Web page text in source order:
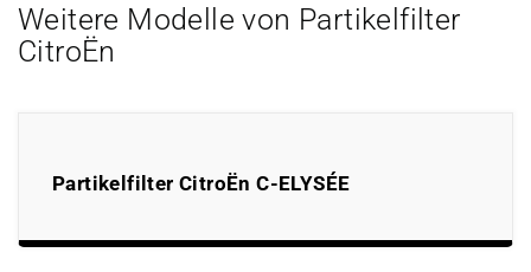
Weitere Modelle von Partikelfilter
CitroËn
Partikelfilter CitroËn C-ELYSÉE